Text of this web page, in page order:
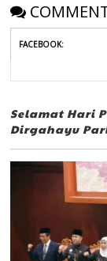
FACEBOOK:
Selamat Hari
Dirgahayu